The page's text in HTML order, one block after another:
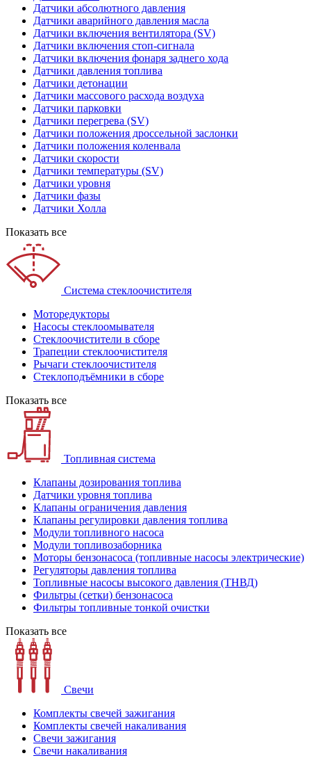
Датчики абсолютного давления
Датчики аварийного давления масла
Датчики включения вентилятора (SV)
Датчики включения стоп-сигнала
Датчики включения фонаря заднего хода
Датчики давления топлива
Датчики детонации
Датчики массового расхода воздуха
Датчики парковки
Датчики перегрева (SV)
Датчики положения дроссельной заслонки
Датчики положения коленвала
Датчики скорости
Датчики температуры (SV)
Датчики уровня
Датчики фазы
Датчики Холла
Показать все
Система стеклоочистителя
Моторедукторы
Насосы стеклоомывателя
Стеклоочистители в сборе
Трапеции стеклоочистителя
Рычаги стеклоочистителя
Стеклоподъёмники в сборе
Показать все
Топливная система
Клапаны дозирования топлива
Датчики уровня топлива
Клапаны ограничения давления
Клапаны регулировки давления топлива
Модули топливного насоса
Модули топливозаборника
Моторы бензонасоса (топливные насосы электрические)
Регуляторы давления топлива
Топливные насосы высокого давления (ТНВД)
Фильтры (сетки) бензонасоса
Фильтры топливные тонкой очистки
Показать все
Свечи
Комплекты свечей зажигания
Комплекты свечей накаливания
Свечи зажигания
Свечи накаливания